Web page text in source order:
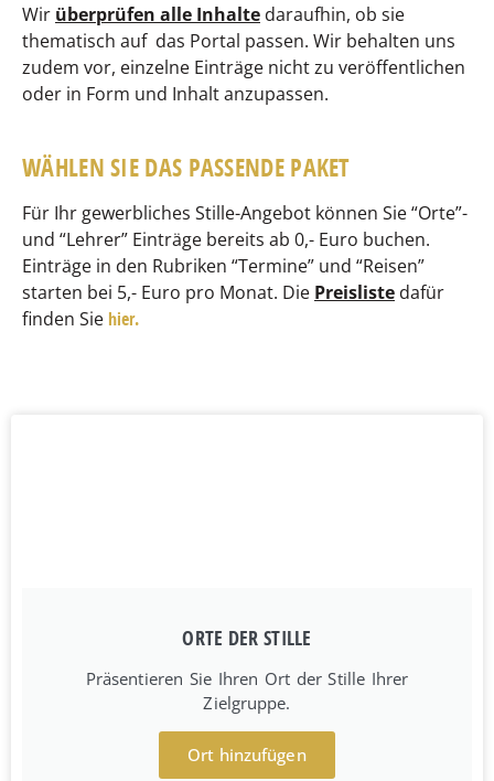
Wir überprüfen alle Inhalte daraufhin, ob sie
thematisch auf das Portal passen. Wir behalten uns
zudem vor, einzelne Einträge nicht zu veröffentlichen
oder in Form und Inhalt anzupassen.
WÄHLEN SIE DAS PASSENDE PAKET
Für Ihr gewerbliches Stille-Angebot können Sie “Orte”-
und “Lehrer” Einträge bereits ab 0,- Euro buchen.
Einträge in den Rubriken “Termine” und “Reisen”
starten bei 5,- Euro pro Monat. Die Preisliste dafür
finden Sie hier.
ORTE DER STILLE
Präsentieren Sie Ihren Ort der Stille Ihrer
Zielgruppe.
Ort hinzufügen